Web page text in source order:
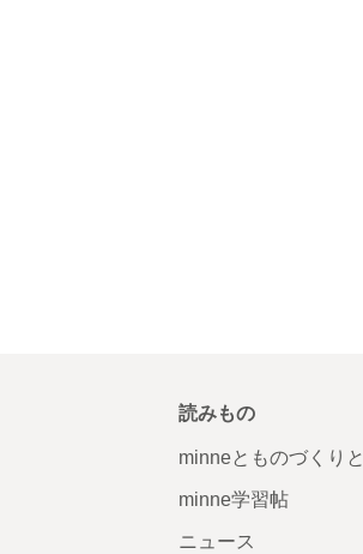
読みもの
minneとものづくりと
minne学習帖
ニュース